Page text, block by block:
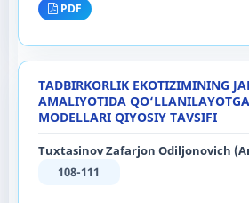
PDF
TADBIRKORLIK EKOTIZIMINING
AMALIYOTIDA
MODELLARI QIYOSIY TAVSIFI
Tuxtasinov Zafarjon Odiljonovich
108-111